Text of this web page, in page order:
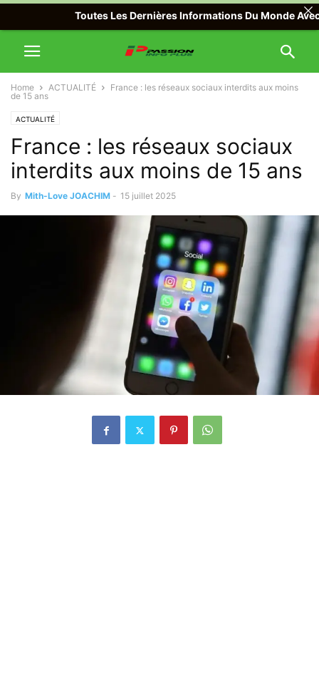
Home ACTUALITÉ
France : les réseaux sociaux interdits aux moins
de 15 ans
ACTUALITÉ
France : les réseaux sociaux
interdits aux moins de 15 ans
By Mith-Love JOACHIM - 15 juillet 2025
Toutes Les Dernières Informations Du Monde Avec